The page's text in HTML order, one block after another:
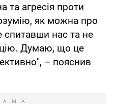
та агресія проти
як можна про
спитавши нас та не
Думаю, що це
– пояснив